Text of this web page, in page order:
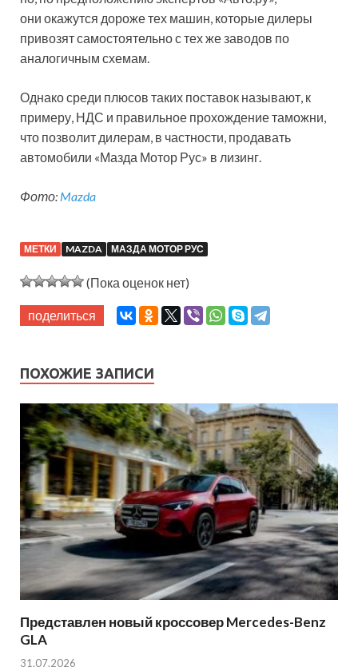
они окажутся дороже тех машин, которые дилеры
привозят самостоятельно с тех же заводов по
аналогичным схемам.
Однако среди плюсов таких поставок называют, к
примеру, НДС и правильное прохождение таможни,
что позволит дилерам, в частности, продавать
автомобили «Мазда Мотор Рус» в лизинг.
Фото: Mazda
МЕТКИ MAZDA МАЗДА МОТОР РУС
(Пока оценок нет)
поделиться
ПОХОЖИЕ ЗАПИСИ
Представлен новый кроссовер Mercedes-Benz
GLA
31.07.2026